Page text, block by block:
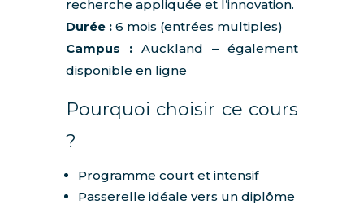
recherche appliquée et l’innovation.
Durée :6 mois (entrées multiples)
Campus :Auckland – également
disponible en ligne
Pourquoi choisir ce cours
?
Programme court et intensif
Passerelle idéale vers un diplôme